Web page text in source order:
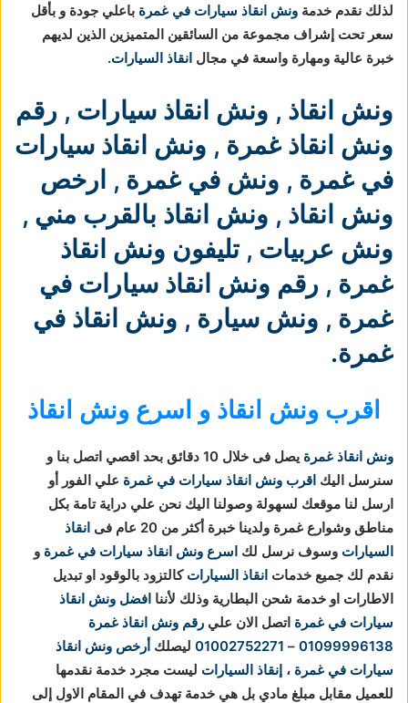
لذلك نقدم خدمة ونش انقاذ سيارات في غمرة باعلي جودة و بأقل
سعر تحت إشراف مجموعة من السائقين المتميزين الذين لديهم
خبرة عالية ومهارة واسعة في مجال انقاذ السيارات.
ونش انقاذ , ونش انقاذ سيارات , رقم
ونش انقاذ غمرة , ونش انقاذ سيارات
في غمرة , ونش في غمرة , ارخص
ونش انقاذ , ونش انقاذ بالقرب مني ,
ونش عربيات , تليفون ونش انقاذ
غمرة , رقم ونش انقاذ سيارات في
غمرة , ونش سيارة , ونش انقاذ في
غمرة.
اقرب ونش انقاذ و اسرع ونش انقاذ
ونش انقاذ غمرة
يصل فى خلال 10 دقائق بحد اقصي اتصل بنا و
سنرسل اليك اقرب ونش انقاذ سيارات في غمرة علي الفور أو
ارسل لنا موقعك لسهولة وصولنا اليك نحن علي دراية تامة بكل
مناطق وشوارع غمرة ولدينا خبرة أكثر من 20 عام فى
انقاذ
السيارات وسوف نرسل لك اسرع ونش انقاذ سيارات في غمرة و
نقدم لك جميع خدمات انقاذ السيارات كالتزود بالوقود او تبديل
الاطارات او خدمة شحن البطارية وذلك لأننا افضل ونش انقاذ
سيارات في غمرة اتصل الان علي رقم ونش انقاذ غمرة
01099996138
–
01002752271 ليصلك أرخص ونش انقاذ
سيارات في غمرة ، إنقاذ السيارات ليست مجرد خدمة نقدمها
للعميل مقابل مبلغ مادي بل هي خدمة تهدف في المقام الاول إلى